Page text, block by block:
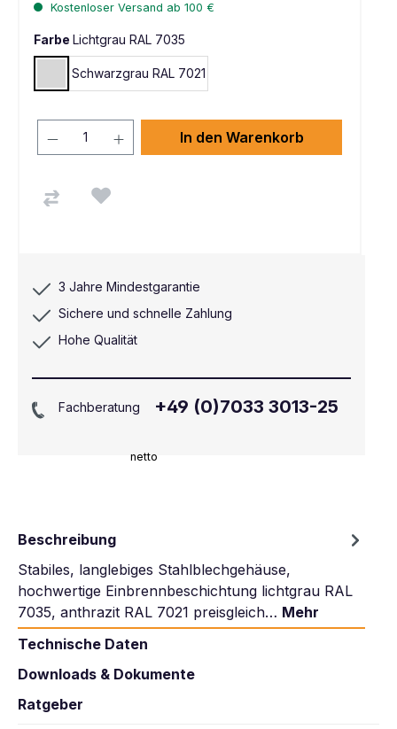
netto
Kostenloser Versand ab 100 €
Farbe Lichtgrau RAL 7035
Lichtgrau RAL 7035
Schwarzgrau RAL 7021
In den Warenkorb
3 Jahre Mindestgarantie
Sichere und schnelle Zahlung
Hohe Qualität
Fachberatung +49 (0)7033 3013-25
Beschreibung
Stabiles, langlebiges Stahlblechgehäuse,
hochwertige Einbrennbeschichtung lichtgrau RAL
7035, anthrazit RAL 7021 preisgleich… Mehr
Technische Daten
Downloads & Dokumente
Ratgeber